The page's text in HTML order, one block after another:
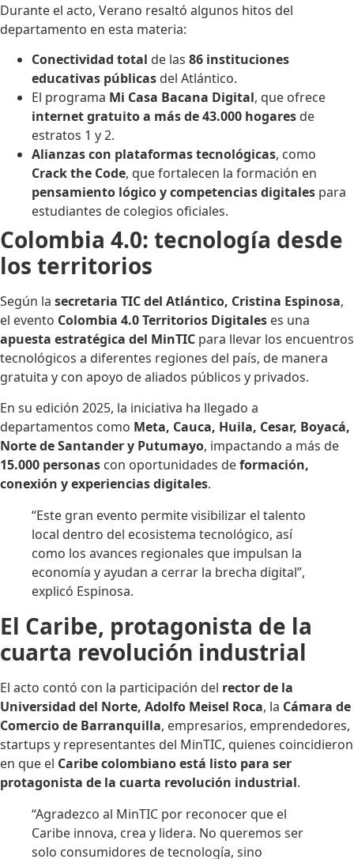
Durante el acto, Verano resaltó algunos hitos del
departamento en esta materia:
Conectividad total de las 86 instituciones
educativas públicas del Atlántico.
El programa Mi Casa Bacana Digital, que ofrece
internet gratuito a más de 43.000 hogares de
estratos 1 y 2.
Alianzas con plataformas tecnológicas, como
Crack the Code, que fortalecen la formación en
pensamiento lógico y competencias digitales para
estudiantes de colegios oficiales.
Colombia 4.0: tecnología desde
los territorios
Según la secretaria TIC del Atlántico, Cristina Espinosa,
el evento Colombia 4.0 Territorios Digitales es una
apuesta estratégica del MinTIC para llevar los encuentros
tecnológicos a diferentes regiones del país, de manera
gratuita y con apoyo de aliados públicos y privados.
En su edición 2025, la iniciativa ha llegado a
departamentos como Meta, Cauca, Huila, Cesar, Boyacá,
Norte de Santander y Putumayo, impactando a más de
15.000 personas con oportunidades deformación,
conexión y experiencias digitales.
“Este gran evento permite visibilizar el talento
local dentro del ecosistema tecnológico, así
como los avances regionales que impulsan la
economía y ayudan a cerrar la brecha digital”,
explicó Espinosa.
El Caribe, protagonista de la
cuarta revolución industrial
El acto contó con la participación del rector de la
Universidad del Norte, Adolfo Meisel Roca, la Cámara de
Comercio de Barranquilla, empresarios, emprendedores,
startups y representantes del MinTIC, quienes coincidieron
en que el Caribe colombiano está listo para ser
protagonista de la cuarta revolución industrial.
“Agradezco al MinTIC por reconocer que el
Caribe innova, crea y lidera. No queremos ser
solo consumidores de tecnología, sino